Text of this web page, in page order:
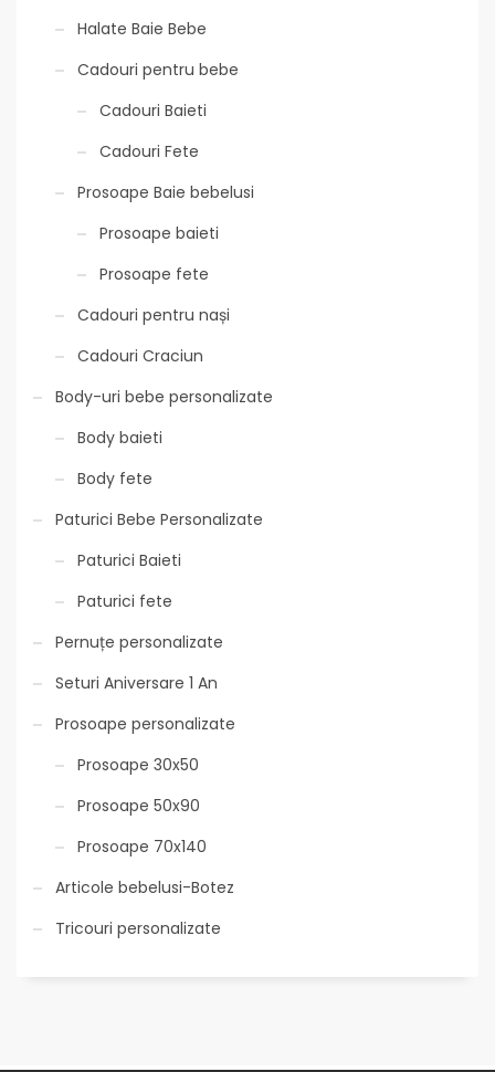
Halate Baie Bebe
Cadouri pentru bebe
Cadouri Baieti
Cadouri Fete
Prosoape Baie bebelusi
Prosoape baieti
Prosoape fete
Cadouri pentru nași
Cadouri Craciun
Body-uri bebe personalizate
Body baieti
Body fete
Paturici Bebe Personalizate
Paturici Baieti
Paturici fete
Pernuțe personalizate
Seturi Aniversare 1 An
Prosoape personalizate
Prosoape 30x50
Prosoape 50x90
Prosoape 70x140
Articole bebelusi-Botez
Tricouri personalizate